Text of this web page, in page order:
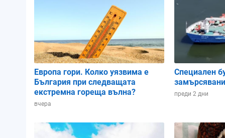
Влажност:
Облачност:
1018.32 hPa
64%
1%
1018.02 hPa
0%
1018.68
0%
Европа гори. Колко уязвима е
България при следващата
екстремна гореща вълна?
вчера
Специален
преди 2 дни